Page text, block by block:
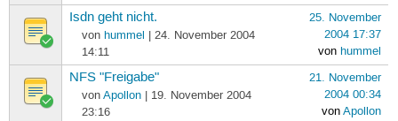
Isdn geht nicht.
von hummel | 24. November 2004
14:11
25. November
2004 17:37
von hummel
NFS "Freigabe"
vonApollon| 19. November 2004
23:16
21. November
2004 00:34
vonApollon